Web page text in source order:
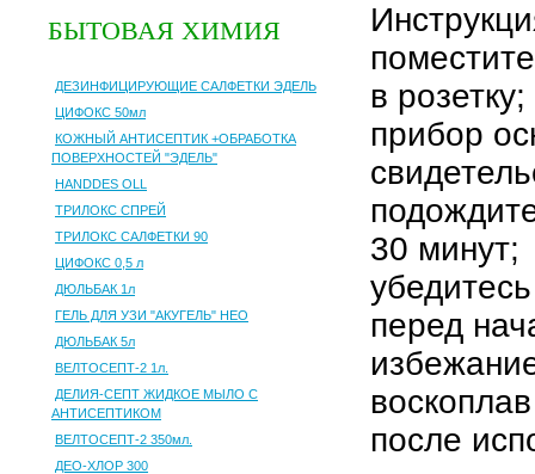
БЫТОВАЯ ХИМИЯ
ДЕЗИНФИЦИРУЮЩИЕ САЛФЕТКИ ЭДЕЛЬ
ЦИФОКС 50мл
КОЖНЫЙ АНТИСЕПТИК +ОБРАБОТКА
ПОВЕРХНОСТЕЙ "ЭДЕЛЬ"
HANDDES OLL
ТРИЛОКС СПРЕЙ
ТРИЛОКС САЛФЕТКИ 90
ЦИФОКС 0,5 л
ДЮЛЬБАК 1л
ГЕЛЬ ДЛЯ УЗИ "АКУГЕЛЬ" НЕО
ДЮЛЬБАК 5л
ВЕЛТОСЕПТ-2 1л.
ДЕЛИЯ-СЕПТ ЖИДКОЕ МЫЛО С
АНТИСЕПТИКОМ
ВЕЛТОСЕПТ-2 350мл.
ДЕО-ХЛОР 300
в розетку;
прибор
30 минут;
перед
после